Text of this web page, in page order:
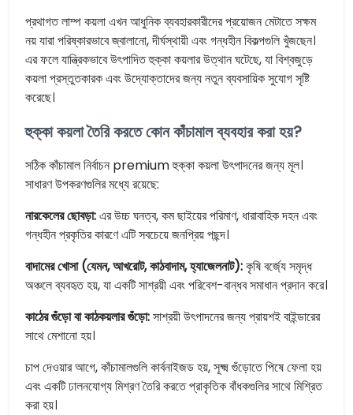
প্রথাগত লাম্প কয়লা এখন আধুনিক ব্যবহারকারীদের প্রয়োজন মেটাতে সক্ষম
নয় যারা পরিষ্কারভাবে জ্বালানো, দীর্ঘস্থায়ী এবং গন্ধহীন বিকল্পগুলি খুঁজছেন।
এর ফলে যান্ত্রিকভাবে উৎপাদিত হুক্কা কয়লার উত্থান ঘটেছে, যা বিশ্বজুড়ে
কয়লা প্রস্তুতকারক এবং উদ্যোক্তাদের জন্য নতুন ব্যবসায়িক সুযোগ সৃষ্টি
করেছে।
হুক্কা কয়লা তৈরি করতে কোন কাঁচামাল ব্যবহার করা হয়?
সঠিক কাঁচামাল নির্বাচন premium হুক্কা কয়লা উৎপাদনের জন্য মূল।
সাধারণ উপকরণগুলির মধ্যে রয়েছে:
নারকেলের ছোবড়া:এর উচ্চ ঘনত্ব, কম ছাইয়ের পরিমাণ, ধারাবাহিক দহন এবং
গন্ধহীন প্রকৃতির কারণে এটি সবচেয়ে জনপ্রিয় পছন্দ।
বাদামের খোসা (যেমন, আখরোট, কাঠবাদাম, হ্যাজেলনাট):কৃষি বর্জ্যে সমৃদ্ধ
অঞ্চলে ব্যবহৃত হয়, যা একটি সাশ্রয়ী এবং পরিবেশ-বান্ধব সমাধান প্রদান করে।
কাঠের গুঁড়ো বা কাঠকয়লার গুঁড়ো:সাশ্রয়ী উৎপাদনের জন্য প্রায়শই বাইন্ডারের
সাথে মেশানো হয়।
চাপ দেওয়ার আগে, কাঁচামালগুলি কার্বনাইজড হয়, সূক্ষ্ম গুঁড়োতে পিষে ফেলা হয়
এবং একটি ঢালনযোগ্য মিশ্রণ তৈরি করতে প্রাকৃতিক বাঁধকগুলির সাথে মিশ্রিত
করা হয়।